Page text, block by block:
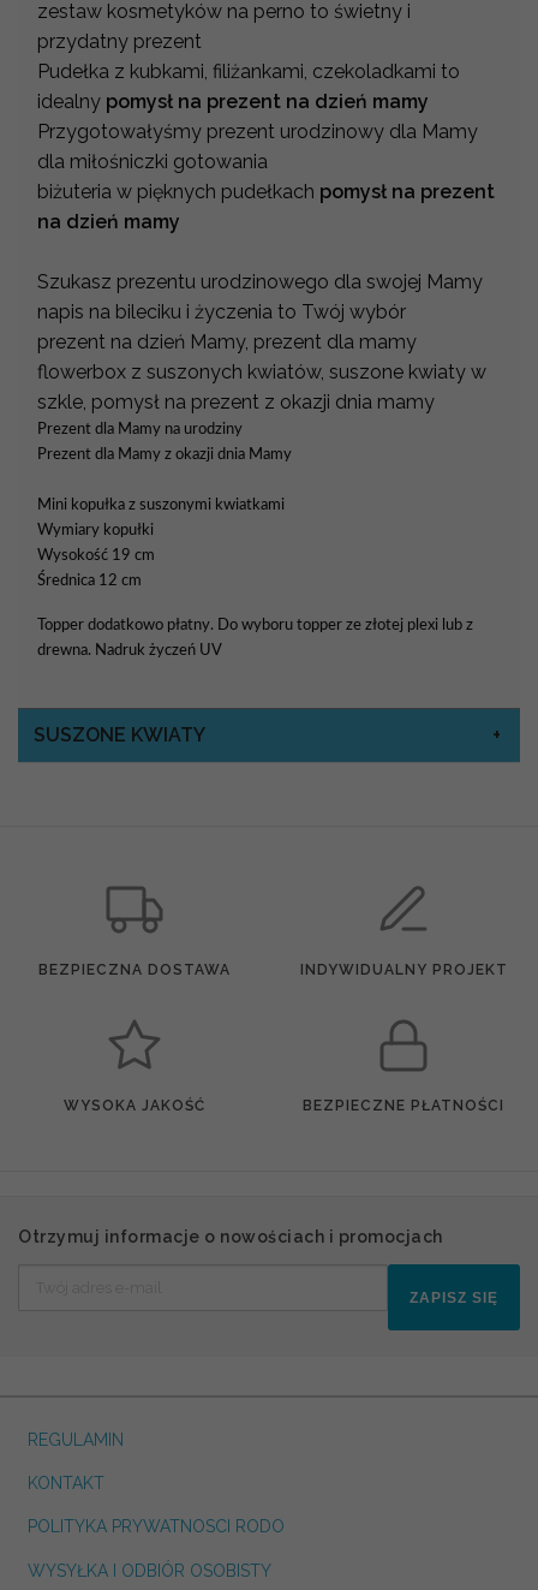
zestaw kosmetyków na perno to świetny i
przydatny prezent
Pudełka z kubkami, filiżankami, czekoladkami to
idealny pomysł na prezent na dzień mamy
Przygotowałyśmy prezent urodzinowy dla Mamy
dla miłośniczki gotowania
biżuteria w pięknych pudełkach pomysł na prezent
na dzień mamy
Szukasz prezentu urodzinowego dla swojej Mamy
napis na bileciku i życzenia to Twój wybór
prezent na dzień Mamy, prezent dla mamy
flowerbox z suszonych kwiatów, suszone kwiaty w
szkle, pomysł na prezent z okazji dnia mamy
Prezent dla Mamy na urodziny
Prezent dla Mamy z okazji dnia Mamy
Mini kopułka z suszonymi kwiatkami
Wymiary kopułki
Wysokość 19 cm
Średnica 12 cm
Topper dodatkowo płatny. Do wyboru topper ze złotej plexi lub z
drewna. Nadruk życzeń UV
SUSZONE KWIATY
BEZPIECZNA DOSTAWA INDYWIDUALNY PROJEKT
WYSOKA JAKOŚĆ BEZPIECZNE PŁATNOŚCI
Otrzymuj informacje o nowościach i promocjach
ZAPISZ SIĘ
REGULAMIN
KONTAKT
POLITYKA PRYWATNOSCI RODO
WYSYŁKA I ODBIÓR OSOBISTY